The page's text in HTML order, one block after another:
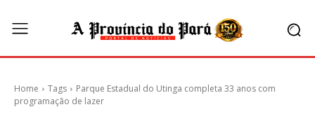
Home Tags
Parque Estadual do Utinga completa 33 anos com
programação de lazer